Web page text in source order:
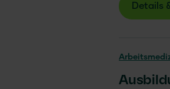
Details